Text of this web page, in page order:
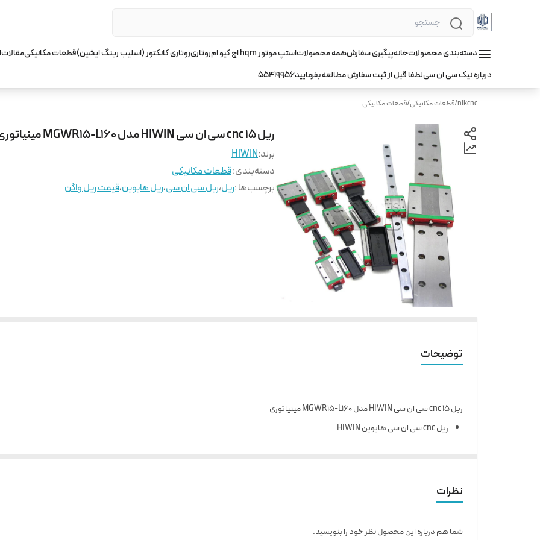
دسته‌بندی محصولاتخانهپیگیری سفارشهمه محصولاتاستپ موتور hqm اچ کیو ام روتاریروتاری کانکتور (اسلیب رینگ ایشین)قطعات مکانیکیمقالات
درباره نیک سی ان سیلطفا قبل از ثبت سفارش مطالعه بفرمایید55419956
nikcnc
/قطعات مکانیکی/قطعات مکانیکی
ریل 15 cnc سی ان سی HIWIN مدل MGWR15-L160 مینیاتوری
برند:HIWIN
دسته‌بندی:قطعات مکانیکی
برچسب‌ها :ریل،ریل سی ان سی،ریل هایوین،قیمت ریل واگن
توضیحات
ریل 15 cnc سی ان سی HIWIN مدل MGWR15-L160 مینیاتوری
ریل cnc سی ان سی هایوین HIWIN
عرض 15 میلی متر
حداکثر طول شاخه 160
نظرات
شما هم درباره این محصول نظر خود را بنویسید.